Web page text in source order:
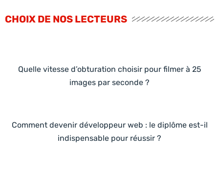
CHOIX DE NOS LECTEURS
Quelle vitesse d’obturation choisir pour filmer à 25
images par seconde ?
Comment devenir développeur web : le diplôme est-il
indispensable pour réussir ?